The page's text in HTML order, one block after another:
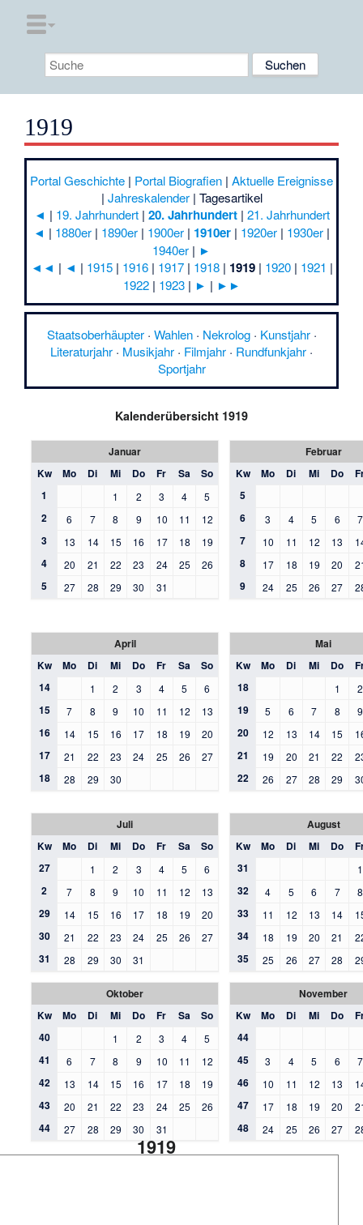
1919
Portal Geschichte | Portal Biografien | Aktuelle Ereignisse
| Jahreskalender| Tagesartikel
◄ | 19. Jahrhundert| 20. Jahrhundert| 21. Jahrhundert
◄ | 1880er | 1890er | 1900er | 1910er | 1920er | 1930er |
1940er | ►
◄◄ | ◄ | 1915| 1916| 1917| 1918| 1919| 1920| 1921 |
1922| 1923| ► | ►►
Staatsoberhäupter· Wahlen· Nekrolog· Kunstjahr·
Literaturjahr · Musikjahr · Filmjahr · Rundfunkjahr ·
Sportjahr
Kalenderübersicht 1919
Januar
Kw
Mo Di Mi Do Fr Sa
So
1
1 2 3 4 5
2 6 7 8 9 10 11 12
3 13 14 15 16 17 18 19
4 20 21 22 23 24 25 26
5 27 28 29 30 31
Februar
Kw
Mo Di Mi Do
5
6
3 4 5 6 7
7 10 11 12 13
8 17 18 19 20
9 24 25 26 27
April
Kw
Mo Di Mi Do Fr Sa
So
14
1 2 3 4 5 6
15 7 8 9 10 11 12 13
16 14 15 16 17 18 19 20
17 21 22 23 24 25 26 27
18 28 29 30
Mai
Kw
Mo Di Mi Do
18
1 2
19 5 6 7 8 9
20 12 13 14 15
21 19 20 21 22
22 26 27 28 29
Juli
Kw
Mo Di Mi Do Fr Sa
So
27
1 2 3 4 5 6
2 7 8 9 10 11 12 13
29 14 15 16 17 18 19 20
30 21 22 23 24 25 26 27
31 28 29 30 31
August
Kw
Mo Di Mi Do
31
1
32 4 5 6 7 8
33 11 12 13 14
34 18 19 20 21
35 25 26 27 28
Oktober
Kw
Mo Di Mi Do Fr Sa
So
40
1 2 3 4 5
41 6 7 8 9 10 11 12
42 13 14 15 16 17 18 19
43 20 21 22 23 24 25 26
44 27 28 29 30 31
November
Kw
Mo Di Mi Do
44
45
3 4 5 6 7
46 10 11 12 13
47 17 18 19 20
48 24 25 26 27
1919